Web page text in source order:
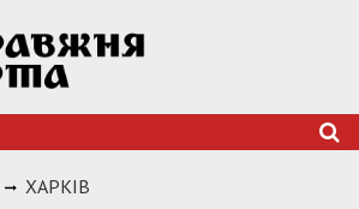
ХАРКIВ